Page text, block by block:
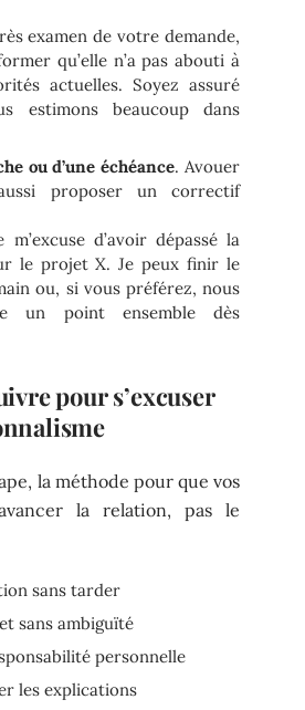
examen de votre demande,
qu’elle n’a pas abouti à
actuelles. Soyez assuré
estimons beaucoup dans
ou d’une échéance. Avouer
proposer un correctif
m’excuse d’avoir dépassé la
le projet X. Je peux finir le
ou, si vous préférez, nous
un point ensemble dès
pour s’excuser
la méthode pour que vos
la relation, pas le
sans tarder
sans ambiguïté
personnelle
les explications